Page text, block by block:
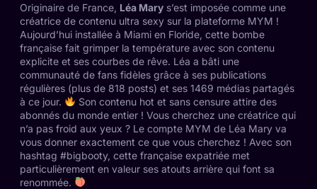
Originaire de France, Léa Mary s’est imposée comme une
créatrice de contenu ultra sexy sur la plateforme MYM !
Aujourd’hui installée à Miami en Floride, cette bombe
française fait grimper la température avec son contenu
explicite et ses courbes de rêve. Léa a bâti une
communauté de fans fidèles grâce à ses publications
régulières (plus de 818 posts) et ses 1469 médias partagés
à ce jour.
Son contenu hot et sans censure attire des
abonnés du monde entier ! Vous cherchez une créatrice qui
n’a pas froid aux yeux ? Le compte MYM de Léa Mary va
vous donner exactement ce que vous cherchez ! Avec son
hashtag #bigbooty, cette française expatriée met
particulièrement en valeur ses atouts arrière qui font sa
renommée.